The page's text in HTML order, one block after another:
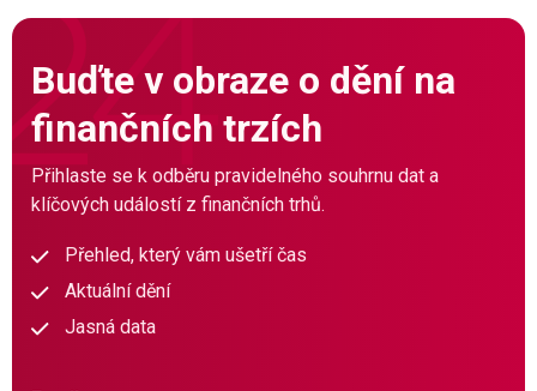
Buďte v obraze o dění na
finančních trzích
Přihlaste se k odběru pravidelného souhrnu dat a
klíčových událostí z finančních trhů.
Přehled, který vám ušetří čas
Aktuální dění
Jasná data